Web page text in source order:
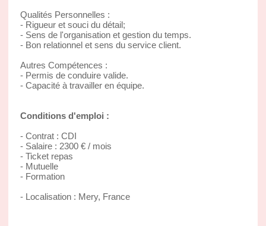
Qualités Personnelles :
- Rigueur et souci du détail;
- Sens de l'organisation et gestion du temps.
- Bon relationnel et sens du service client.
Autres Compétences :
- Permis de conduire valide.
- Capacité à travailler en équipe.
Conditions d'emploi :
- Contrat : CDI
- Salaire : 2300 € / mois
- Ticket repas
- Mutuelle
- Formation
- Localisation : Mery, France